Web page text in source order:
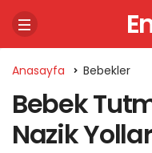
Anasayfa Bebekler
Bebek
Nazik